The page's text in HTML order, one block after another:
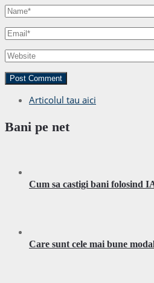
Articolul tau aici
Bani pe net
Cum sa castigi bani folosind
Care sunt cele mai bune